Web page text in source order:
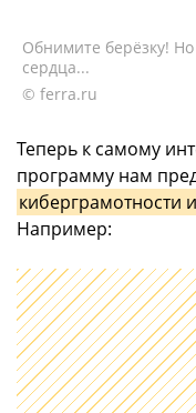
Обнимите берёзку!
сердца...
© ferra.ru
Теперь к самому
программу нам
киберграмотности
Например: